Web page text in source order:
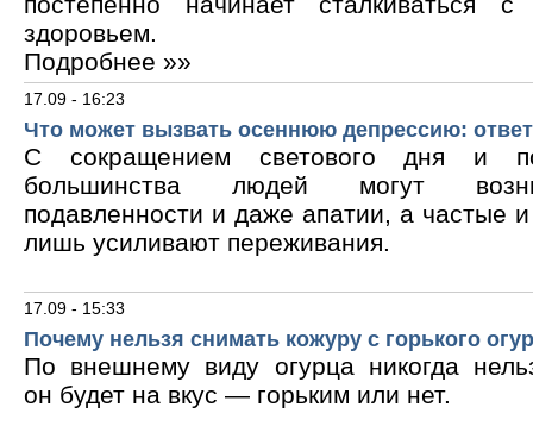
здоровьем.
Подробнее »»
17.09 - 16:23
Что может вызвать осеннюю депрессию:
С сокращением светового дня и
большинства людей могут
подавленности и даже апатии, а частые
лишь усиливают переживания.
17.09 - 15:33
Почему нельзя снимать кожуру с горького
По внешнему виду огурца никогда
он будет на вкус — горьким или нет.